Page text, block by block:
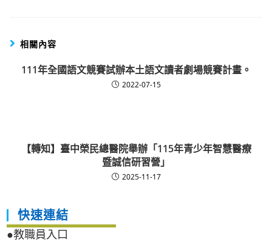
相關內容
111年全國語文競賽試辦本土語文讀者劇場競賽計畫。
2022-07-15
【轉知】臺中榮民總醫院舉辦「115年青少年智慧醫療
暨誠信研習營」
2025-11-17
快速連結
●教職員入口